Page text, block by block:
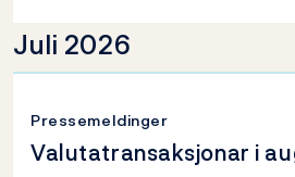
Juli 2026
Valutatransaksjonar i
Pressemeldinger